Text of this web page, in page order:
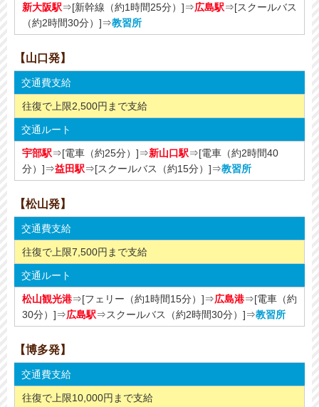
新大阪駅⇒[新幹線（約1時間25分）]⇒広島駅⇒[スクールバス
（約2時間30分）]⇒教習所
【山口発】
交通費支給
往復で上限2,500円まで支給
交通ルート
宇部駅⇒[電車（約25分）]⇒新山口駅⇒[電車（約2時間40
分）]⇒益田駅⇒[スクールバス（約15分）]⇒教習所
【松山発】
交通費支給
往復で上限7,500円まで支給
交通ルート
松山観光港⇒[フェリー（約1時間15分）]⇒広島港⇒[電車（約
30分）]⇒広島駅⇒スクールバス（約2時間30分）]⇒教習所
【博多発】
交通費支給
往復で上限10,000円まで支給